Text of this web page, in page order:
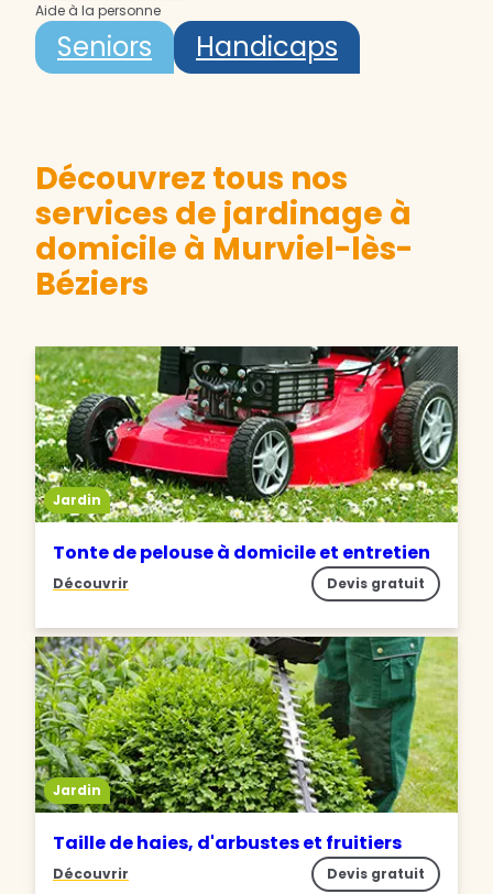
Aide à la personne
Seniors Handicaps
Découvrez tous nos
services de jardinage à
domicile à Murviel-lès-
Béziers
Jardin
Tonte de pelouse à domicile et entretien
Découvrir Devis gratuit
Jardin
Taille de haies, d'arbustes et fruitiers
Découvrir Devis gratuit